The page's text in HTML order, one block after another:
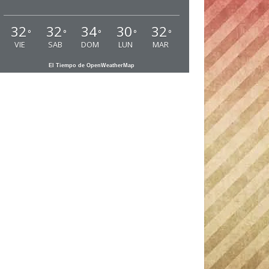
32 °
VIE
32 °
SAB
34°
DOM
30 °
LUN
32 °
MAR
El Tiempo de OpenWeatherMap